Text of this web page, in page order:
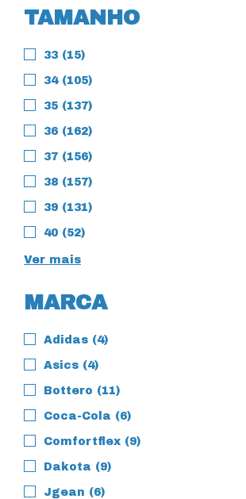
TAMANHO
33 (15)
34 (105)
35 (137)
36 (162)
37 (156)
38 (157)
39 (131)
40 (52)
Ver mais
MARCA
Adidas (4)
Asics (4)
Bottero (11)
Coca-Cola (6)
Comfortflex (9)
Dakota (9)
Jgean (6)